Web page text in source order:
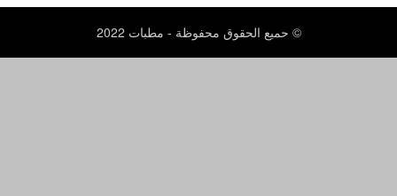
© حميع الحقوق محفوظة - مطبات 2022